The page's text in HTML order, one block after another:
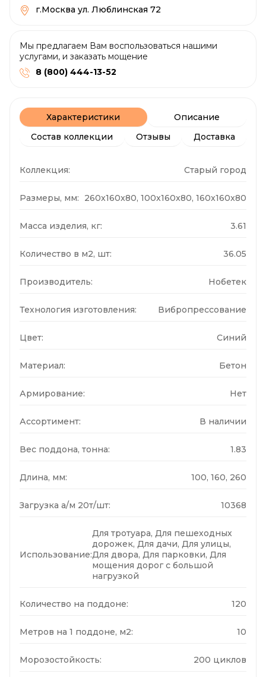
г.Москва ул. Люблинская 72
Мы предлагаем Вам воспользоваться нашими
услугами, и заказать мощение
8 (800) 444-13-52
Характеристики
Описание
Состав коллекции
Отзывы Доставка
Коллекция: Старый город
Размеры, мм: 260x160x80, 100x160x80, 160x160x80
Масса изделия, кг: 3.61
Количество в м2, шт: 36.05
Производитель: Нобетек
Технология изготовления: Вибропрессование
Цвет: Синий
Материал: Бетон
Армирование: Нет
Ассортимент: В наличии
Вес поддона, тонна: 1.83
Длина, мм: 100, 160, 260
Загрузка а/м 20т/шт: 10368
Использование:
Для тротуара, Для пешеходных
дорожек, Для дачи, Для улицы,
Для двора, Для парковки, Для
мощения дорог с большой
нагрузкой
Количество на поддоне: 120
Метров на 1 поддоне, м2: 10
Морозостойкость: 200 циклов